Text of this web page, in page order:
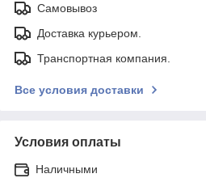
Самовывоз
Доставка курьером.
Транспортная компания.
Все условия доставки
Условия оплаты
Наличными